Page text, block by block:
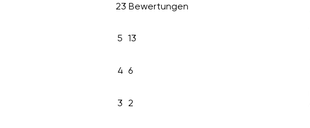
23 Bewertungen
5 13
4 6
3 2